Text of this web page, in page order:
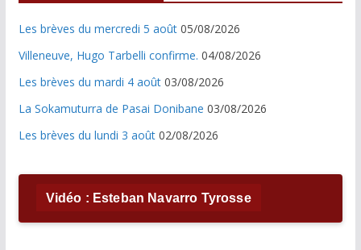
Les brèves du mercredi 5 août 05/08/2026
Villeneuve, Hugo Tarbelli confirme. 04/08/2026
Les brèves du mardi 4 août 03/08/2026
La Sokamuturra de Pasai Donibane 03/08/2026
Les brèves du lundi 3 août 02/08/2026
Vidéo : Esteban Navarro Tyrosse